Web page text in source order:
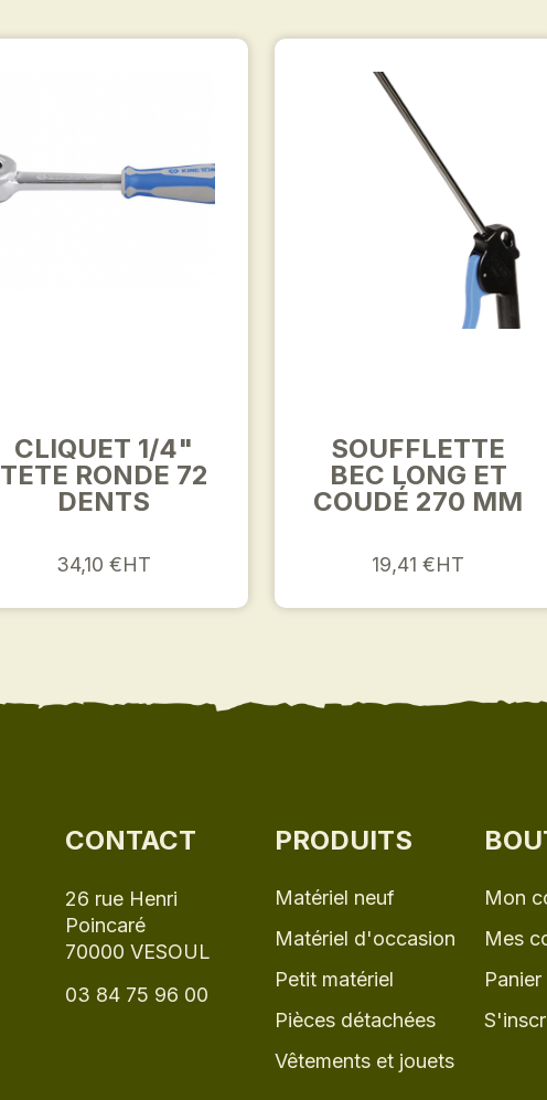
CLIQUET 1/4"
TETE RONDE 72
DENTS
34,10 €HT
SOUFFLETTE
BEC LONG ET
COUDÉ 270 MM
19,41 €HT
CONTACT
26 rue Henri
Poincaré
70000 VESOUL
03 84 75 96 00
PRODUITS
Matériel neuf
Matériel d'occasion
Petit matériel
Pièces détachées
Vêtements et jouets
Mon
Mes
Panier